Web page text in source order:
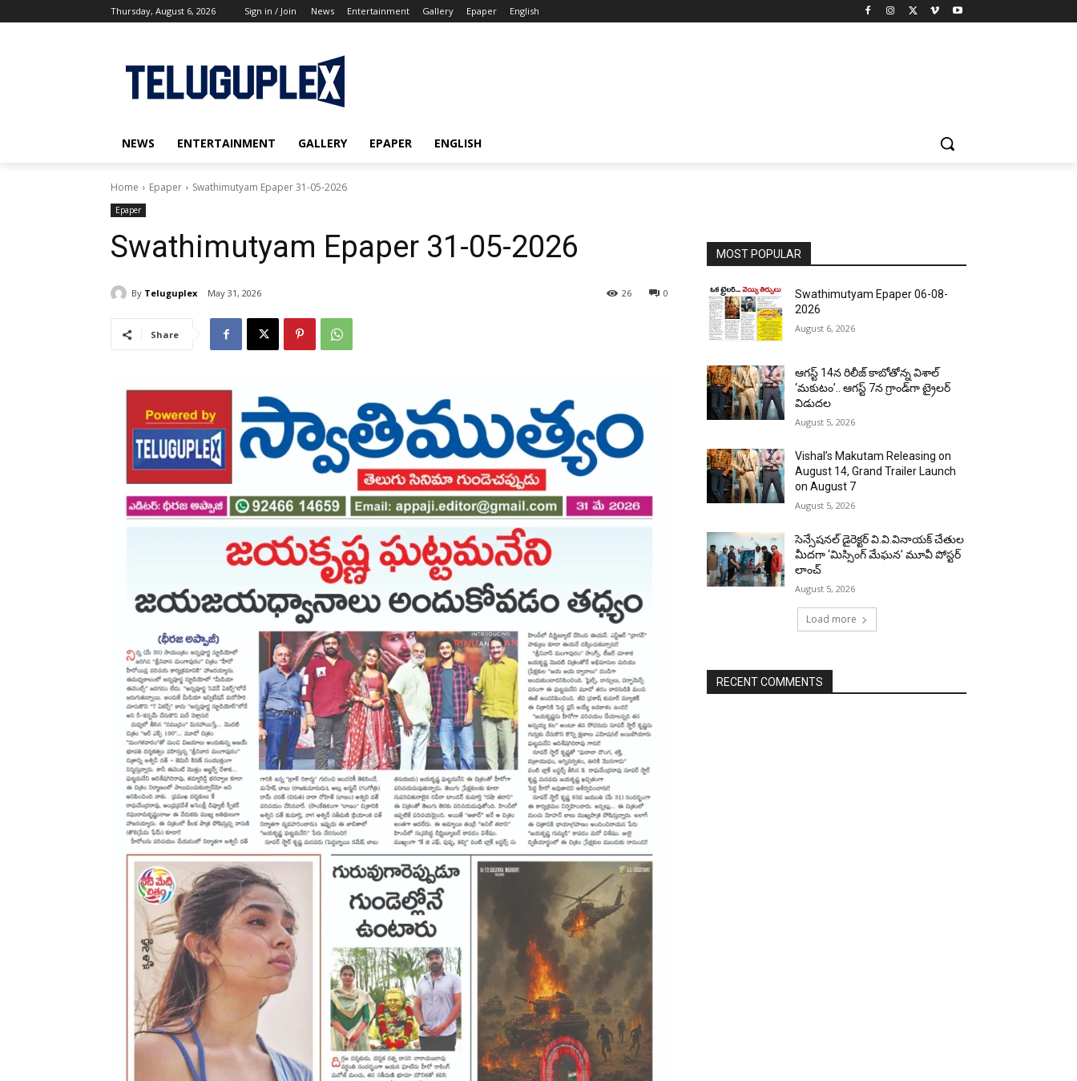
Thursday, August 6, 2026 Sign in / Join News Entertainment Gallery Epaper English
NEWS ENTERTAINMENT GALLERY EPAPER ENGLISH
Home Epaper Swathimutyam Epaper 31-05-2026
Epaper
Swathimutyam Epaper 31-05-2026
By Teluguplex May 31, 2026 0
26
Share
MOST POPULAR
Swathimutyam Epaper 06-08-
2026
August 6, 2026
ఆగస్ట్ 14న రిలీజ్ కాబోతోన్న విశాల్
‘మకుటం’.. ఆగస్ట్ 7న గ్రాండ్‌గా ట్రైలర్
విడుదల
August 5, 2026
Vishal’s Makutam Releasing on
August 14, Grand Trailer Launch
on August 7
August 5, 2026
సెన్సేషనల్ డైరెక్టర్ వి.వి.వినాయక్ చేతుల
మీదగా ‘మిస్సింగ్ మేఘన’ మూవీ పోస్టర్
లాంచ్
August 5, 2026
Load more
RECENT COMMENTS